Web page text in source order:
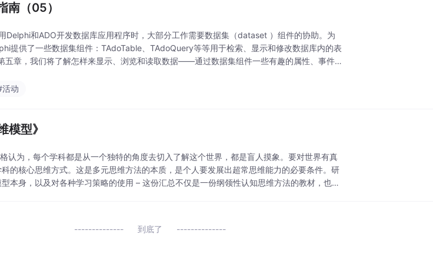
南（05）
Delphi和ADO开发数据库应用程序时，大部分工作需要数据集（dataset ）组件的协助。为
提供了一些数据集组件：TAdoTable、TAdoQuery等等用于检索、显示和修改数据库内的表
章，我们将了解怎样来显示、浏览和读取数据——通过数据集组件一些有趣的属性、事件和
活动
模型》
认为，每个学科都是从一个独特的角度去切入了解这个世界，都是盲人摸象。要对世界有真
的核心思维方式。这是多元思维方法的本质，是个人要发展出超常思维能力的必要条件。研
本身，以及对各种学习策略的使用 – 这份汇总不仅是一份纲领性认知思维方法的教材，也是
到底了